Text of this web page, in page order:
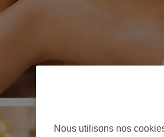
Nous utilisons nos